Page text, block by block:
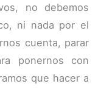
no debemos
ni nada por el
cuenta, parar
ponernos con
que hacer a